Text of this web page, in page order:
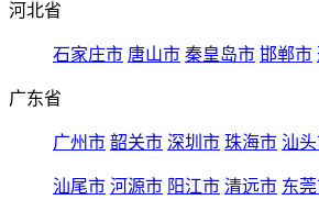
河北省
石家庄市 唐山市 秦皇岛市 邯郸市
广东省
广州市 韶关市 深圳市 珠海市 汕
汕尾市 河源市 阳江市 清远市 东